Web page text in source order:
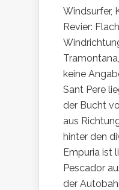
Windsurfer,
Revier:
keine
Sant Pere
der Bucht
aus
hinter den
Empuria ist
Pescador
der